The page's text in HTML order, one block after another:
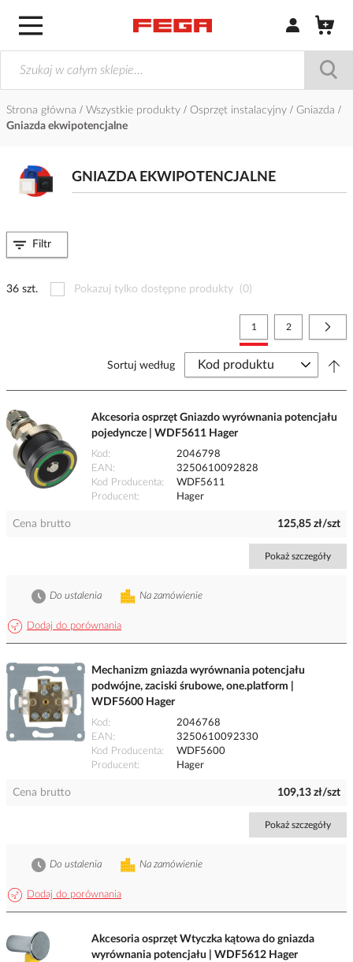
Zaloguj się /
Strona główna Wszystkie produkty Osprzęt instalacyjny
Gniazda
Gniazda ekwipotencjalne
GNIAZDA EKWIPOTENCJALNE
36 szt. Pokazuj tylko dostępne produkty (0)
Strona
Aktualnie czytasz stronę
1 Strona
2
Sortuj według
Akcesoria osprzęt Gniazdo wyrównania potencjału
pojedyncze | WDF5611 Hager
Kod
2046798
EAN
3250610092828
Kod Producenta
WDF5611
Producent
Hager
Cena brutto 125,85 zł/szt
Pokaż szczegóły
Dodaj do porównania
Na zamówienie
Do ustalenia
Mechanizm gniazda wyrównania potencjału
podwójne, zaciski śrubowe, one.platform |
WDF5600 Hager
Kod
2046768
EAN
3250610092330
Kod Producenta
WDF5600
Producent
Hager
Cena brutto 109,13 zł/szt
Pokaż szczegóły
Dodaj do porównania
Na zamówienie
Do ustalenia
Akcesoria osprzęt Wtyczka kątowa do gniazda
wyrównania potencjału | WDF5612 Hager
Filtr